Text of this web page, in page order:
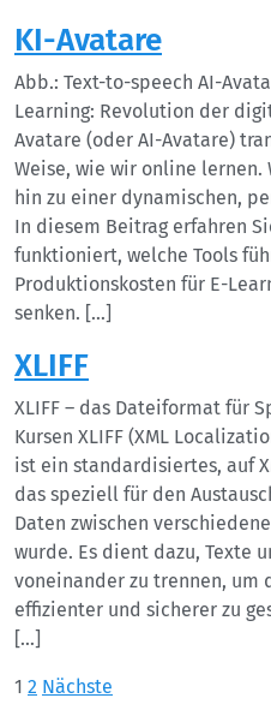
KI-Avatare
Abb.: Text-to-speech AI-
Learning: Revolution der
Avatare (oder AI-Avatare)
Weise, wie wir online lernen.
hin zu einer dynamischen,
In diesem Beitrag erfahren
funktioniert, welche Tools
Produktionskosten für E-
senken. […]
XLIFF
XLIFF – das Dateiformat für
Kursen XLIFF (XML
ist ein standardisiertes, auf
das speziell für den
Daten zwischen
wurde. Es dient dazu, Texte
voneinander zu trennen, um
effizienter und sicherer zu
[…]
1 2 Nächste